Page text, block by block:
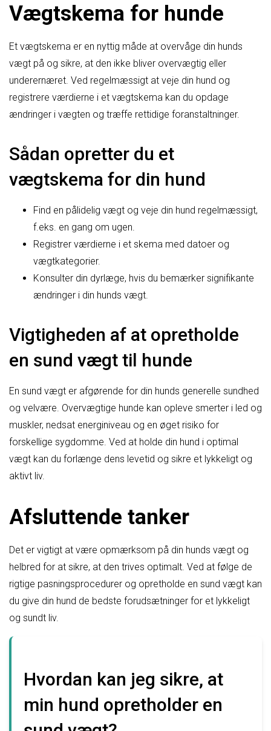
Vægtskema for hunde
Et vægtskema er en nyttig måde at overvåge din hunds
vægt på og sikre, at den ikke bliver overvægtig eller
underernæret. Ved regelmæssigt at veje din hund og
registrere værdierne i et vægtskema kan du opdage
ændringer i vægten og træffe rettidige foranstaltninger.
Sådan opretter du et
vægtskema for din hund
Find en pålidelig vægt og veje din hund regelmæssigt,
f.eks. en gang om ugen.
Registrer værdierne i et skema med datoer og
vægtkategorier.
Konsulter din dyrlæge, hvis du bemærker signifikante
ændringer i din hunds vægt.
Vigtigheden af at opretholde
en sund vægt til hunde
En sund vægt er afgørende for din hunds generelle sundhed
og velvære. Overvægtige hunde kan opleve smerter i led og
muskler, nedsat energiniveau og en øget risiko for
forskellige sygdomme. Ved at holde din hund i optimal
vægt kan du forlænge dens levetid og sikre et lykkeligt og
aktivt liv.
Afsluttende tanker
Det er vigtigt at være opmærksom på din hunds vægt og
helbred for at sikre, at den trives optimalt. Ved at følge de
rigtige pasningsprocedurer og opretholde en sund vægt kan
du give din hund de bedste forudsætninger for et lykkeligt
og sundt liv.
Hvordan kan jeg sikre, at
min hund opretholder en